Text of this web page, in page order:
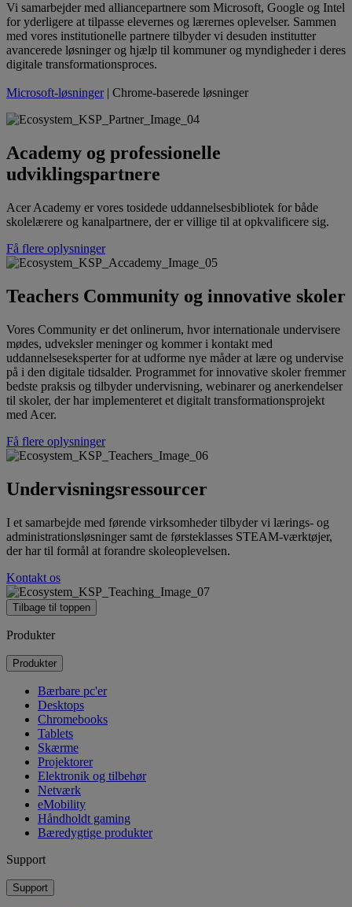
Vi samarbejder med alliancepartnere som Microsoft, Google og Intel
for yderligere at tilpasse elevernes og lærernes oplevelser. Sammen
med vores institutionelle partnere tilbyder vi desuden institutter
avancerede løsninger og hjælp til kommuner og myndigheder i deres
digitale transformationsproces.
Microsoft-løsninger| Chrome-baserede løsninger
Academy og professionelle
udviklingspartnere
Acer Academy er vores tosidede uddannelsesbibliotek for både
skolelærere og kanalpartnere, der er villige til at opkvalificere sig.
Få flere oplysninger
Teachers Community og innovative skoler
Vores Community er det onlinerum, hvor internationale undervisere
mødes, udveksler meninger og kommer i kontakt med
uddannelseseksperter for at udforme nye måder at lære og undervise
på i den digitale tidsalder. Programmet for innovative skoler fremmer
bedste praksis og tilbyder undervisning, webinarer og anerkendelser
til skoler, der har implementeret et digitalt transformationsprojekt
med Acer.
Få flere oplysninger
Undervisningsressourcer
I et samarbejde med førende virksomheder tilbyder vi lærings- og
administrationsløsninger samt de førsteklasses STEAM-værktøjer,
der har til formål at forandre skoleoplevelsen.
Kontakt os
Tilbage til toppen
Produkter
Produkter
Bærbare pc'er
Desktops
Chromebooks
Tablets
Skærme
Projektorer
Elektronik og tilbehør
Netværk
eMobility
Håndholdt gaming
Bæredygtige produkter
Support
Support